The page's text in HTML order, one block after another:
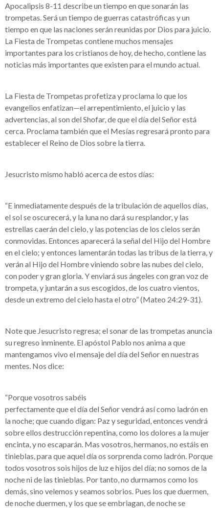
Apocalipsis 8-11 describe un tiempo en que sonarán las
trompetas. Será un tiempo de guerras catastróficas y un
tiempo en que las naciones serán reunidas por Dios para juicio.
La Fiesta de Trompetas contiene muchos mensajes
importantes para los cristianos de hoy, de hecho, contiene las
noticias más importantes que existen para el mundo actual.
La Fiesta de Trompetas profetiza y proclama lo que los
evangelios enfatizan—el arrepentimiento, el juicio y las
advertencias, al son del Shofar, de que el día del Señor está
cerca. Proclama también que el Mesías regresará pronto para
establecer el Reino de Dios sobre la tierra.
Jesucristo mismo habló acerca de estos días:
“E inmediatamente después de la tribulación de aquellos días,
el sol se oscurecerá, y la luna no dará su resplandor, y las
estrellas caerán del cielo, y las potencias de los cielos serán
conmovidas. Entonces aparecerá la señal del Hijo del Hombre
en el cielo; y entonces lamentarán todas las tribus de la tierra, y
verán al Hijo del Hombre viniendo sobre las nubes del cielo,
con poder y gran gloria. Y enviará sus ángeles con gran voz de
trompeta, y juntarán a sus escogidos, de los cuatro vientos,
desde un extremo del cielo hasta el otro” (Mateo 24:29-31).
Note que Jesucristo regresa; el sonar de las trompetas anuncia
su regreso inminente. El apóstol Pablo nos anima a que
mantengamos vivo el mensaje del día del Señor en nuestras
mentes. Nos dice:
“Porque vosotros sabéis
perfectamente que el día del Señor vendrá así como ladrón en
la noche; que cuando digan: Paz y seguridad, entonces vendrá
sobre ellos destrucción repentina, como los dolores a la mujer
encinta, y no escaparán. Mas vosotros, hermanos, no estáis en
tinieblas, para que aquel día os sorprenda como ladrón. Porque
todos vosotros sois hijos de luz e hijos del día; no somos de la
noche ni de las tinieblas. Por tanto, no durmamos como los
demás, sino velemos y seamos sobrios. Pues los que duermen,
de noche duermen, y los que se embriagan, de noche se